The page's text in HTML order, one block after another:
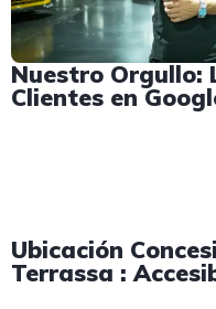
Nuestro Orgullo:
Clientes en
Ubicación
Terrassa :